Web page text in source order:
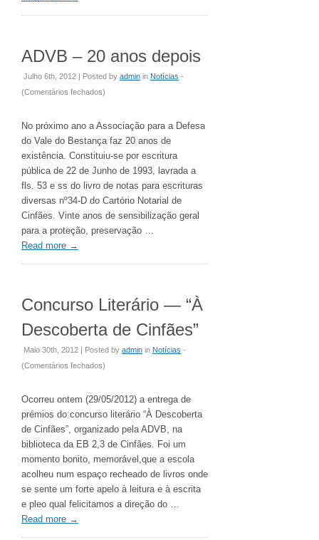
ADVB – 20 anos depois
Julho 6th, 2012 | Posted by admin in Notícias -
(Comentários fechadosem
anos
depois
)
No próximo ano a Associação para a Defesa
do Vale do Bestança faz 20 anos de
existência. Constituiu-se por escritura
pública de 22 de Junho de 1993, lavrada a
fls. 53 e ss do livro de notas para escrituras
diversas nº34-D do Cartório Notarial de
Cinfães. Vinte anos de sensibilização geral
para a proteção, preservação …
Read more →
Concurso Literário — “À
Descoberta de Cinfães”
Maio 30th, 2012 | Posted by admin in Notícias -
(Comentários fechadosem
Literário
Descoberta
Cinfães”
)
Ocorreu ontem (29/05/2012) a entrega de
prémios do concurso literário “À Descoberta
de Cinfães”, organizado pela ADVB, na
biblioteca da EB 2,3 de Cinfães. Foi um
momento bonito, memorável,que a escola
acolheu num espaço recheado de livros onde
se sente um forte apelo à leitura e à escrita
e pleo qual felicitamos a direção do …
Read more →